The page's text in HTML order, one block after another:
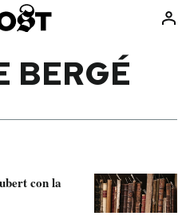
Consumismi
BERGÉ
con la